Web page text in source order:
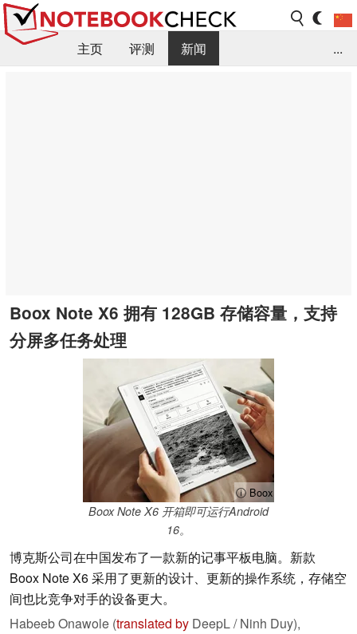
主页 评测
新闻
...
Boox Note X6 拥有 128GB 存储容量，支持
分屏多任务处理
ⓘ Boox
Boox Note X6 开箱即可运行Android
16。
博克斯公司在中国发布了一款新的记事平板电脑。新款
Boox Note X6 采用了更新的设计、更新的操作系统，存储空
间也比竞争对手的设备更大。
Habeeb Onawole (translated by DeepL / Ninh Duy),